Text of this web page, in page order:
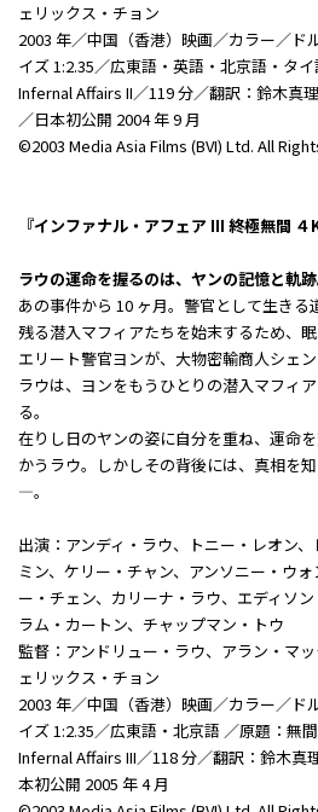
ェリックス・チョン
2003 年／中国（香港）映画／カラー／ド
イズ 1:2.35／広東語・英語・北京語・タ
Infernal Affairs II／119 分／翻訳：鈴木真
／日本初公開 2004 年 9 月
©2003 Media Asia Films (BVI) Ltd. All
『インファナル・アフェア III 終極無間 ４K
ラウの運命を握るのは、ヤンの記憶と軌跡
あの事件から 10 ヶ月。警官として生き
残る潜入マフィアたちを始末するため、眠
エリート警官ヨンが、大物密輸商人シェ
ラウは、ヨンをもうひとりの潜入マフィ
る。
在りし日のヤンの姿に自分を重ね、運命
かうラウ。しかしその背後には、真相を
—。
出演：アンディ・ラウ、トニー・レオン
ミン、ケリー・チャン、アンソニー・ウ
ー・チェン、カリーナ・ラウ、エディソン
ラム・カートン、チャップマン・トウ
監督：アンドリュー・ラウ、アラン・マ
ェリックス・チョン
2003 年／中国（香港）映画／カラー／ド
イズ 1:2.35／広東語・北京語 ／原題：無
Infernal Affairs III／118 分／翻訳：鈴木真
本初公開 2005 年 4 月